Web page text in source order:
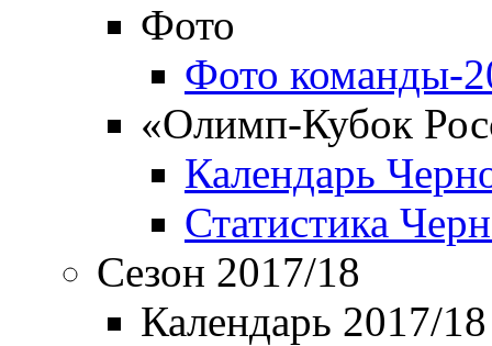
Фото
Фото команды-
«Олимп-Кубок
Календарь
Статистика
Сезон 2017/18
Календарь 2017/18